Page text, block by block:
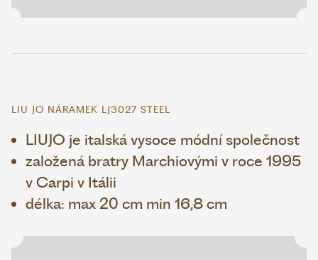
LIU JO NÁRAMEK LJ3027 STEEL
LIUJO je italská vysoce módní společnost
založená bratry Marchiovými v roce 1995
v Carpi v Itálii
délka: max 20 cm min 16,8 cm